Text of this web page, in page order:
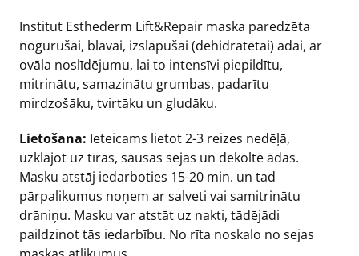
Institut Esthederm Lift&Repair maska paredzēta
nogurušai, blāvai, izslāpušai (dehidratētai) ādai, ar
ovāla noslīdējumu, lai to intensīvi piepildītu,
mitrinātu, samazinātu grumbas, padarītu
mirdzošāku, tvirtāku un gludāku.
Lietošana: Ieteicams lietot 2-3 reizes nedēļā,
uzklājot uz tīras, sausas sejas un dekoltē ādas.
Masku atstāj iedarboties 15-20 min. un tad
pārpalikumus noņem ar salveti vai samitrinātu
drāniņu. Masku var atstāt uz nakti, tādējādi
paildzinot tās iedarbību. No rīta noskalo no sejas